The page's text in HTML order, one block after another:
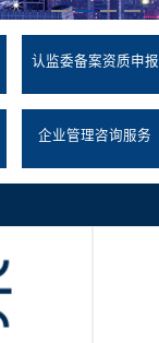
认监委备案资质申报
企业管理咨询服务